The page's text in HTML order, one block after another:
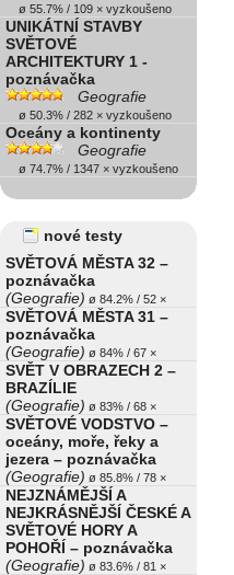
ø 55.7% / 109 × vyzkoušeno
UNIKÁTNÍ STAVBY
SVĚTOVÉ
ARCHITEKTURY 1 -
poznávačka
Geografie
ø 50.3% / 282 × vyzkoušeno
Oceány a kontinenty
Geografie
ø 74.7% / 1347 × vyzkoušeno
nové testy
SVĚTOVÁ MĚSTA 32 –
poznávačka
(Geografie) ø 84.2% / 52 ×
SVĚTOVÁ MĚSTA 31 –
poznávačka
(Geografie) ø 84% / 67 ×
SVĚT V OBRAZECH 2 –
BRAZÍLIE
(Geografie) ø 83% / 68 ×
SVĚTOVÉ VODSTVO –
oceány, moře, řeky a
jezera – poznávačka
(Geografie) ø 85.8% / 78 ×
NEJZNÁMĚJŠÍ A
NEJKRÁSNĚJŠÍ ČESKÉ A
SVĚTOVÉ HORY A
POHOŘÍ – poznávačka
(Geografie) ø 83.6% / 81 ×